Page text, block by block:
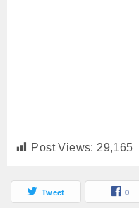
Post Views: 29,165
Tweet 0